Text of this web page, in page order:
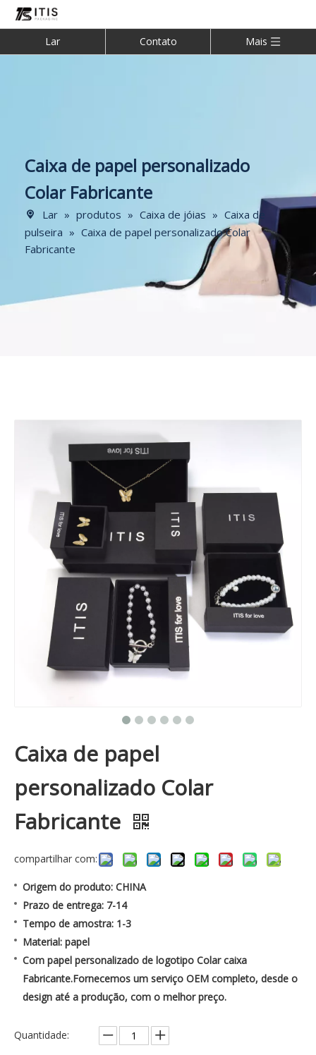
Lar Contato Mais
Caixa de papel personalizado
Colar Fabricante
Lar » produtos » Caixa de jóias » Caixa de
pulseira » Caixa de papel personalizado Colar
Fabricante
Caixa de papel
personalizado Colar
Fabricante
compartilhar com:
Origem do produto: CHINA
Prazo de entrega: 7-14
Tempo de amostra: 1-3
Material: papel
Com papel personalizado de logotipo Colar caixa
Fabricante.Fornecemos um serviço OEM completo, desde o
design até a produção, com o melhor preço.
Quantidade: